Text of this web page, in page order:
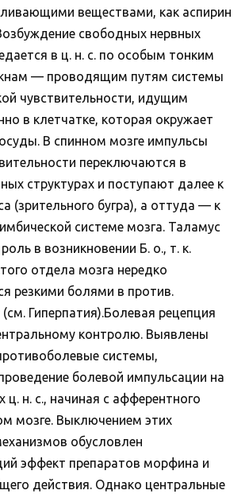
веществами, как аспирин
свободных нервных
в ц. н. с. по особым тонким
— проводящим путям системы
чувствительности, идущим
в клетчатке, которая окружает
В спинном мозге импульсы
переключаются в
структурах и поступают далее к
(зрительного бугра), а оттуда — к
системе мозга. Таламус
в возникновении Б. о., т. к.
отдела мозга нередко
резкими болями в против.
Гиперпатия).Болевая рецепция
контролю. Выявлены
системы,
болевой импульсации на
ц. н. с., начиная с афферентного
мозге. Выключением этих
обусловлен
эффект препаратов морфина и
действия. Однако центральные